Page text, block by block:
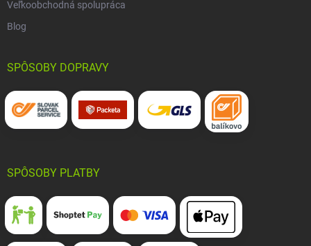
Veľkoobchodná spolupráca
Blog
SPÔSOBY DOPRAVY
SPÔSOBY PLATBY